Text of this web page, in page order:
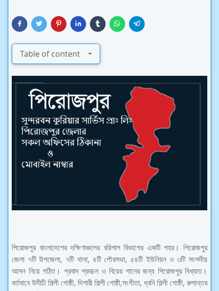
Table of content
পিরোজপুর বাংলাদেশের দক্ষিণাঞ্চলের বরিশাল বিভাগের একটি শহর। পিরোজপুর
জেলা ৭টি উপজেলা, ৭টি থানা, ৪টি পৌরসভা, ৫৪টি ইউনিয়ন ও ৩টি সংসদীয়
আসন নিয়ে গঠিত। প্রবাদ প্রবচন ও বিয়ের গানের জন্য পিরোজপুর বিখ্যাত।
বর্তমানে উদীচী শিল্পী গোষ্ঠী, দিশারী শিল্পী গোষ্ঠী,সংগীতা, ধ্বনি শিল্পী গোষ্ঠী, রুপান্তর